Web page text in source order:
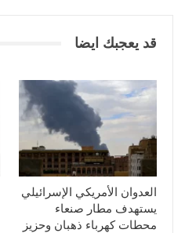
قد يعجبك ايضا
العدوان الأمريكي الإسرائيلي
يستهدف مطار صنعاء
محطات كهرباء ذهبان وحزيز